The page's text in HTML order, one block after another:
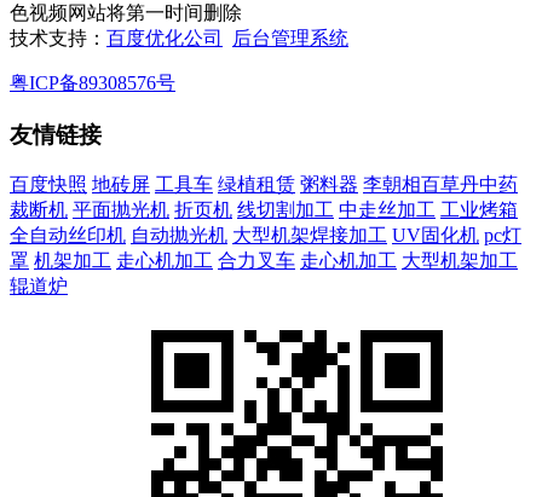
色视频网站将第一时间删除
技术支持： 百度优化公司 后台管理系统
粤ICP备89308576号
友情链接
百度快照 地砖屏 工具车 绿植租赁 粥料器 李朝相百草丹中药
裁断机 平面抛光机 折页机 线切割加工 中走丝加工 工业烤箱
全自动丝印机 自动抛光机 大型机架焊接加工 UV固化机 pc灯
罩 机架加工 走心机加工 合力叉车 走心机加工 大型机架加工
辊道炉